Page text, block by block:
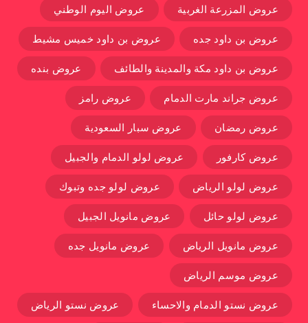
عروض المزرعة الغربية عروض اليوم الوطني
عروض بن داود جده عروض بن داود خميس مشيط
عروض بن داود مكة والمدينة والطائف عروض بنده
عروض جراند مارت الدمام عروض رامز
عروض رمضان عروض سبار السعودية
عروض كارفور عروض لولو الدمام والجبيل
عروض لولو الرياض عروض لولو جده وتبوك
عروض لولو حائل عروض مانويل الجبيل
عروض مانويل الرياض عروض مانويل جده
عروض موسم الرياض
عروض نستو الدمام والاحساء عروض نستو الرياض